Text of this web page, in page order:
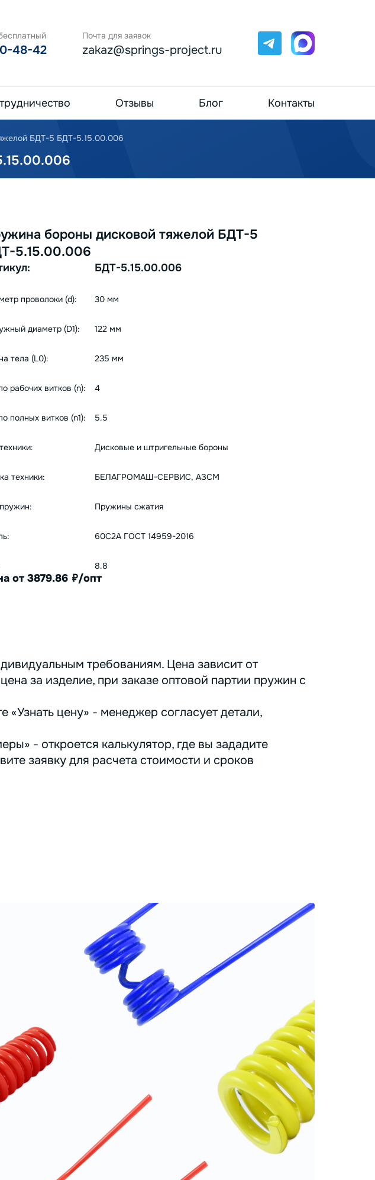
48-42
Почта для заявок
zakaz@springs-project.ru
Telegram
Отзывы Блог Контакты
БДТ-5 БДТ-5.15.00.006
бороны дисковой тяжелой БДТ-5
5.15.00.006
БДТ-5.15.00.006
проволоки (d): 30 мм
диаметр (D1): 122 мм
тела (L0): 235 мм
рабочих витков (n): 4
полных витков (n1): 5.5
Дисковые и штригельные бороны
техники: БЕЛАГРОМАШ-СЕРВИС, АЗСМ
Пружины сжатия
60С2А ГОСТ 14959-2016
8.8
от 3879.86 руб./опт
требованиям. Цена зависит от
за изделие, при заказе оптовой партии пружин с
цену» - менеджер согласует детали,
- откроется калькулятор, где вы зададите
заявку для расчета стоимости и сроков